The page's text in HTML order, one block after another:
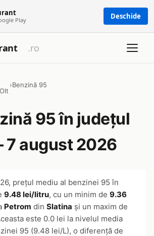
Play Deschide
Olt
›Benzină 95
95 în județul
august 2026
, prețul mediu al benzinei 95 în
9.48 lei/litru, cu un minim de 9.36
Petrom din Slatina și un maxim de
este 0.0 lei la nivelul media
95 (9.48 lei/L), o diferență de